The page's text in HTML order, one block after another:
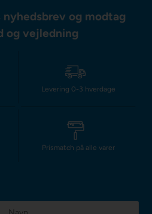
og modtag
og vejledning
Levering 0-3 hverdage
Prismatch på alle varer